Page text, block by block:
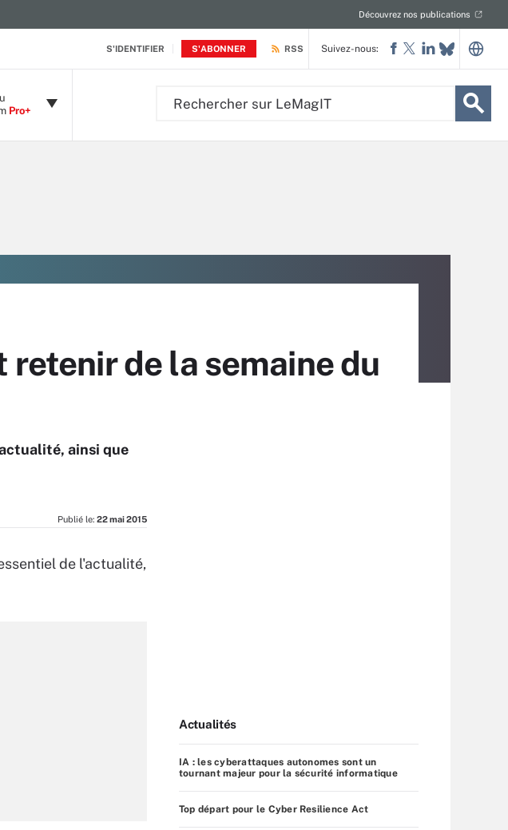
S'IDENTIFIER S'ABONNER
Découvrez nos publications
RSS
Pro+
Suivez-nous:
retenir de la semaine du
ainsi que
Publié le: 22 mai 2015
de l'actualité,
Actualités
IA : les cyberattaques autonomes sont un
tournant majeur pour la sécurité informatique
Top départ pour le Cyber Resilience Act